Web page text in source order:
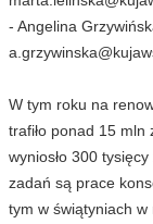
- Angelina
W tym roku na
trafiło ponad 15 mln
wyniosło 300
zadań są prace
tym w świątyniach